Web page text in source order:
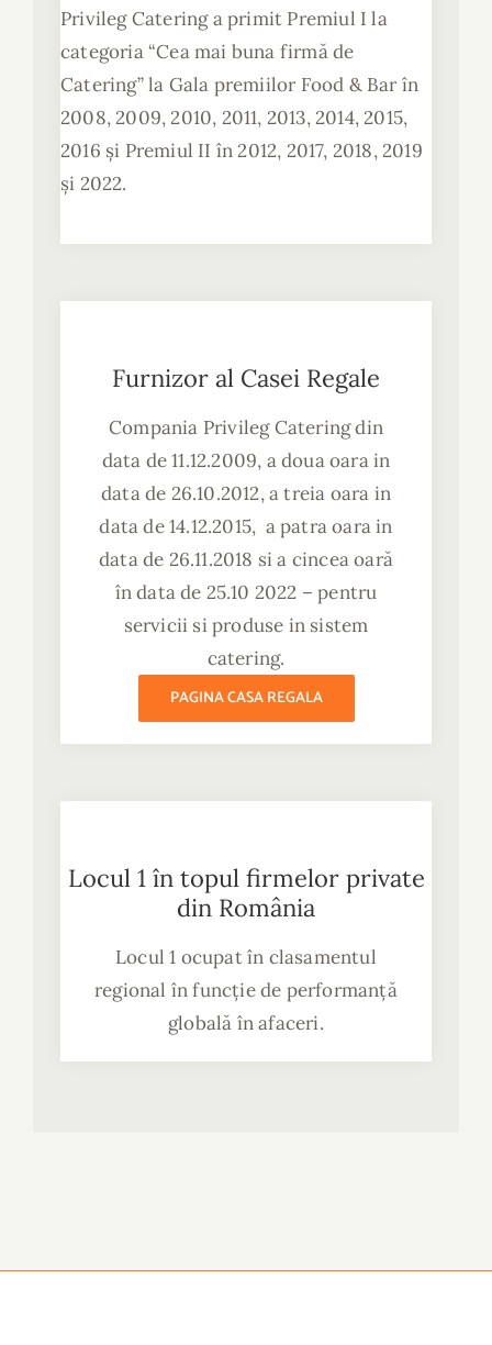
Privileg Catering a primit Premiul I la
categoria “Cea mai buna firmă de
Catering” la Gala premiilor Food & Bar în
2008, 2009, 2010, 2011, 2013, 2014, 2015,
2016 și Premiul II în 2012, 2017, 2018, 2019
și 2022.
Furnizor al Casei Regale
Compania Privileg Catering din
data de 11.12.2009, a doua oara in
data de 26.10.2012, a treia oara in
data de 14.12.2015, a patra oara in
data de 26.11.2018 si a cincea oară
în data de 25.10 2022 – pentru
servicii si produse in sistem
catering.
PAGINA CASA REGALA
Locul 1 în topul firmelor private
din România
Locul 1 ocupat în clasamentul
regional în funcție de performanță
globală în afaceri.